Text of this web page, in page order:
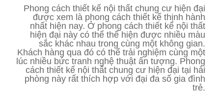
Phong cách thiết kế nội thất chung cư hiện đại
được xem là phong cách thiết kế thịnh hành
nhất hiện nay. Ở phong cách thiết kế nội thất
hiện đại này có thể thể hiện được nhiều màu
sắc khác nhau trong cùng một không gian.
Khách hàng qua đó có thể trải nghiệm cùng một
lúc nhiều bức tranh nghệ thuật ấn tượng. Phong
cách thiết kế nội thất chung cư hiện đại tại hải
phòng này rất thích hợp với đại đa số gia đình
trẻ.